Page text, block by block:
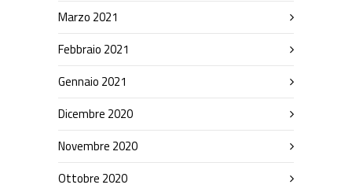
Marzo 2021
Febbraio 2021
Gennaio 2021
Dicembre 2020
Novembre 2020
Ottobre 2020